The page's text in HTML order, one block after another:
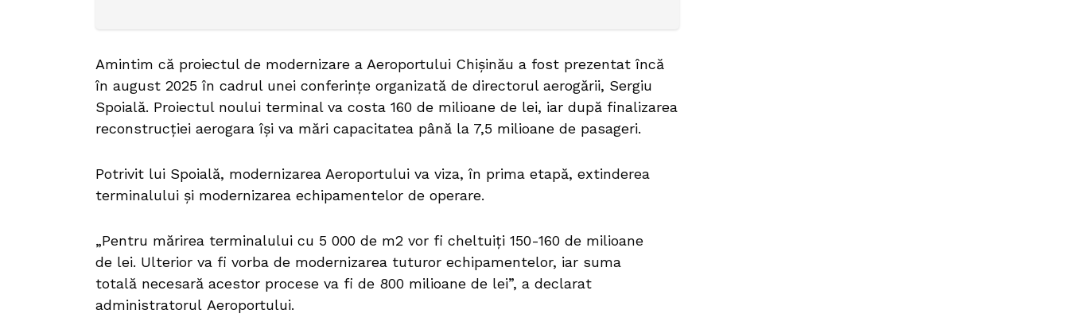
Amintim că proiectul de modernizare a Aeroportului Chișinău a fost prezentat încă
în august 2025 în cadrul unei conferințe organizată de directorul aerogării, Sergiu
Spoială. Proiectul noului terminal va costa 160 de milioane de lei, iar după finalizarea
reconstrucției aerogara își va mări capacitatea până la 7,5 milioane de pasageri.
Potrivit lui Spoială, modernizarea Aeroportului va viza, în prima etapă, extinderea
terminalului și modernizarea echipamentelor de operare.
„Pentru mărirea terminalului cu 5 000 de m2 vor fi cheltuiți 150-160 de milioane
de lei. Ulterior va fi vorba de modernizarea tuturor echipamentelor, iar suma
totală necesară acestor procese va fi de 800 milioane de lei”, a declarat
administratorul Aeroportului.